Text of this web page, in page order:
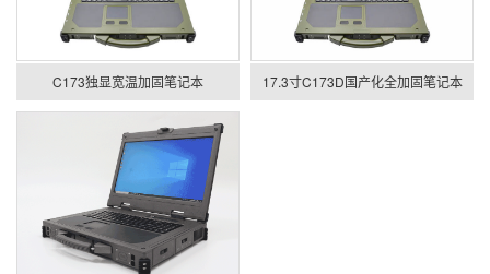
C173独显宽温加固笔记本 17.3寸C173D国产化全加固笔记本